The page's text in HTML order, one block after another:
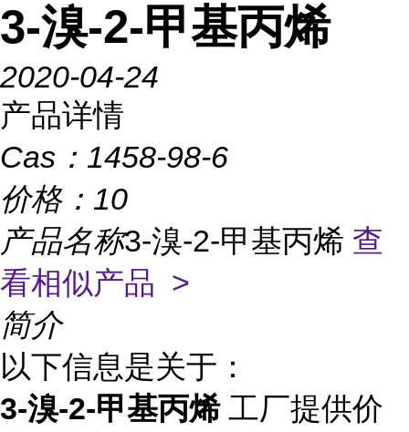
3-溴-2-甲基丙烯
2020-04-24
产品详情
Cas： 1458-98-6
价格： 10
产品名称3-溴-2-甲基丙烯 查
看相似产品 >
简介
以下信息是关于：
3-溴-2-甲基丙烯工厂提供价